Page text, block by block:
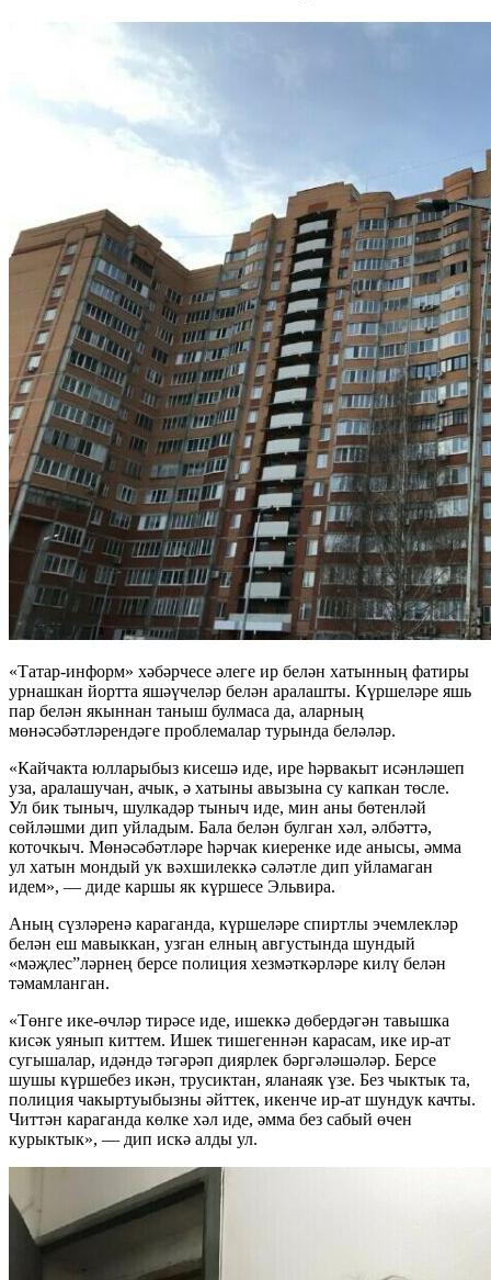
«Татар-информ» хәбәрчесе әлеге ир белән хатынның фатиры
урнашкан йортта яшәүчеләр белән аралашты. Күршеләре яшь
пар белән якыннан таныш булмаса да, аларның
мөнәсәбәтләрендәге проблемалар турында беләләр.
«Кайчакта юлларыбыз кисешә иде, ире һәрвакыт исәнләшеп
уза, аралашучан, ачык, ә хатыны авызына су капкан төсле.
Ул бик тыныч, шулкадәр тыныч иде, мин аны бөтенләй
сөйләшми дип уйладым. Бала белән булган хәл, әлбәттә,
коточкыч. Мөнәсәбәтләре һәрчак киеренке иде анысы, әмма
ул хатын мондый ук вәхшилеккә сәләтле дип уйламаган
идем», — диде каршы як күршесе Эльвира.
Аның сүзләренә караганда, күршеләре спиртлы эчемлекләр
белән еш мавыккан, узган елның августында шундый
«мәҗлес”ләрнең берсе полиция хезмәткәрләре килү белән
тәмамланган.
«Төнге ике-өчләр тирәсе иде, ишеккә дөбердәгән тавышка
кисәк уянып киттем. Ишек тишегеннән карасам, ике ир-ат
сугышалар, идәндә тәгәрәп диярлек бәргәләшәләр. Берсе
шушы күршебез икән, трусиктан, яланаяк үзе. Без чыктык та,
полиция чакыртуыбызны әйттек, икенче ир-ат шундук качты.
Читтән караганда көлке хәл иде, әмма без сабый өчен
курыктык», — дип искә алды ул.